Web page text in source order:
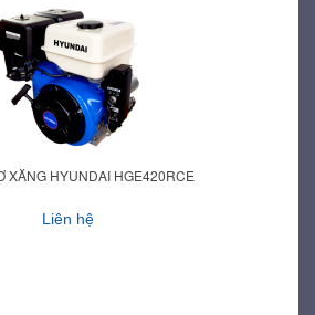
XĂNG HYUNDAI HGE420RCE
Liên hệ